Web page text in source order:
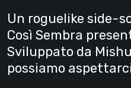
Un roguelike side-
Così Sembra
Sviluppato da
possiamo